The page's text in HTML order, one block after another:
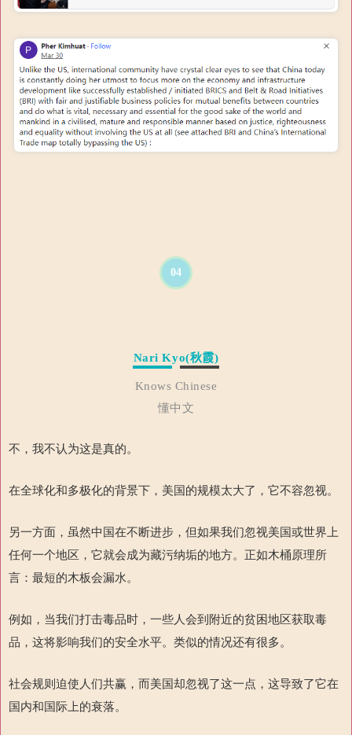
04
Nari Kyo(秋霞)
Knows Chinese
懂中文
不，我不认为这是真的。
在全球化和多极化的背景下，美国的规模太大了，它不容忽视。
另一方面，虽然中国在不断进步，但如果我们忽视美国或世界上
任何一个地区，它就会成为藏污纳垢的地方。正如木桶原理所
言：最短的木板会漏水。
例如，当我们打击毒品时，一些人会到附近的贫困地区获取毒
品，这将影响我们的安全水平。类似的情况还有很多。
社会规则迫使人们共赢，而美国却忽视了这一点，这导致了它在
国内和国际上的衰落。